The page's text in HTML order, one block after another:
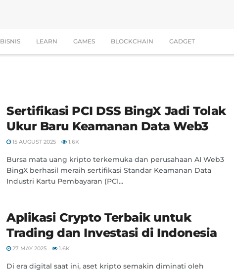
BISNIS LEARN GAMES BLOCKCHAIN GADGET
Sertifikasi PCI DSS BingX Jadi Tolak
Ukur Baru Keamanan Data Web3
15 AUGUST 2025 1.6K
Bursa mata uang kripto terkemuka dan perusahaan AI Web3
BingX berhasil meraih sertifikasi Standar Keamanan Data
Industri Kartu Pembayaran (PCI...
Aplikasi Crypto Terbaik untuk
Trading dan Investasi di Indonesia
27 MAY 2025 1.6K
Di era digital saat ini, aset kripto semakin diminati oleh